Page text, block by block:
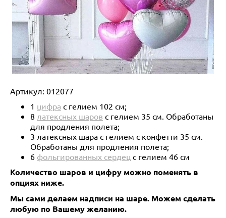
Артикул: 012077
1 цифра с гелием 102 см;
8 латексных шаров с гелием 35 см. Обработаны
для продления полета;
3 латексных шара с гелием с конфетти 35 см.
Обработаны для продления полета;
6 фольгированных сердец с гелием 46 см
Количество шаров и цифру можно поменять в
опциях ниже.
Мы сами делаем надписи на шаре. Можем сделать
любую по Вашему желанию.